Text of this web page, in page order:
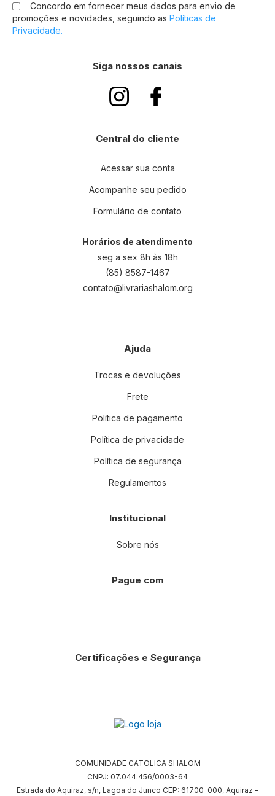
nossa
Newsletter:
Concordo em fornecer meus dados para envio de
promoções e novidades, seguindo as Políticas de
Privacidade.
Siga nossos canais
Central do cliente
Acessar sua conta
Acompanhe seu pedido
Formulário de contato
Horários de atendimento
seg a sex 8h às 18h
(85) 8587-1467
contato@livrariashalom.org
Ajuda
Trocas e devoluções
Frete
Política de pagamento
Política de privacidade
Política de segurança
Regulamentos
Institucional
Sobre nós
Pague com
Certificações e Segurança
COMUNIDADE CATOLICA SHALOM
CNPJ: 07.044.456/0003-64
Estrada do Aquiraz, s/n, Lagoa do Junco CEP: 61700-000, Aquiraz -